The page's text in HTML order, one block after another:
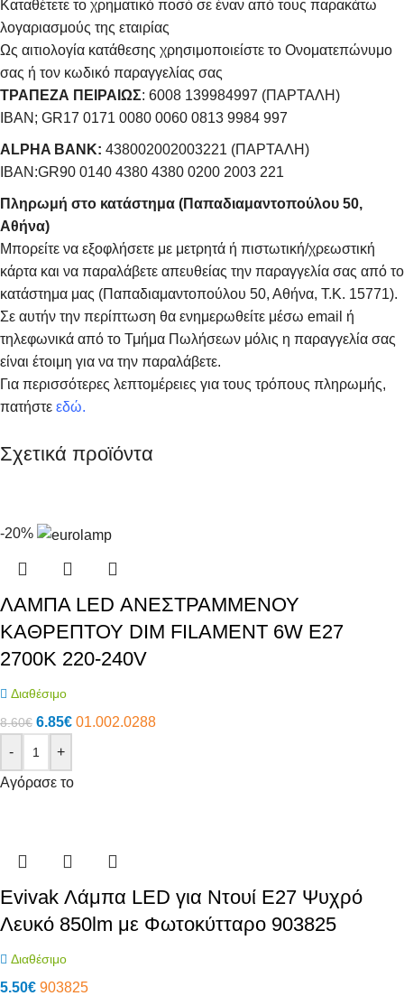
Καταθέτετε το χρηματικό ποσό σε έναν από τους παρακάτω
λογαριασμούς της εταιρίας
Ως αιτιολογία κατάθεσης χρησιμοποιείστε το Ονοματεπώνυμο
σας ή τον κωδικό παραγγελίας σας
ΤΡΑΠΕΖΑ ΠΕΙΡΑΙΩΣ: 6008 139984997 (ΠΑΡΤΑΛΗ)
IBAN; GR17 0171 0080 0060 0813 9984 997
ALPHA BANK: 438002002003221 (ΠΑΡΤΑΛΗ)
IBAN:GR90 0140 4380 4380 0200 2003 221
Πληρωμή στο κατάστημα (Παπαδιαμαντοπούλου 50,
Αθήνα)
Μπορείτε να εξοφλήσετε με μετρητά ή πιστωτική/χρεωστική
κάρτα και να παραλάβετε απευθείας την παραγγελία σας από το
κατάστημα μας (Παπαδιαμαντοπούλου 50, Αθήνα, Τ.Κ. 15771).
Σε αυτήν την περίπτωση θα ενημερωθείτε μέσω email ή
τηλεφωνικά από το Τμήμα Πωλήσεων μόλις η παραγγελία σας
είναι έτοιμη για να την παραλάβετε.
Για περισσότερες λεπτομέρειες για τους τρόπους πληρωμής,
πατήστε εδώ.
Σχετικά προϊόντα
-20%
ΛΑΜΠΑ LED ΑΝΕΣΤΡΑΜΜΕΝΟΥ
ΚΑΘΡΕΠΤΟΥ DIM FILAMENT 6W E27
2700K 220-240V
Διαθέσιμο
8.60€ 6.85€ 01.002.0288
-
+
Αγόρασε το
Evivak Λάμπα LED για Ντουί E27 Ψυχρό
Λευκό 850lm με Φωτοκύτταρο 903825
Διαθέσιμο
5.50€ 903825